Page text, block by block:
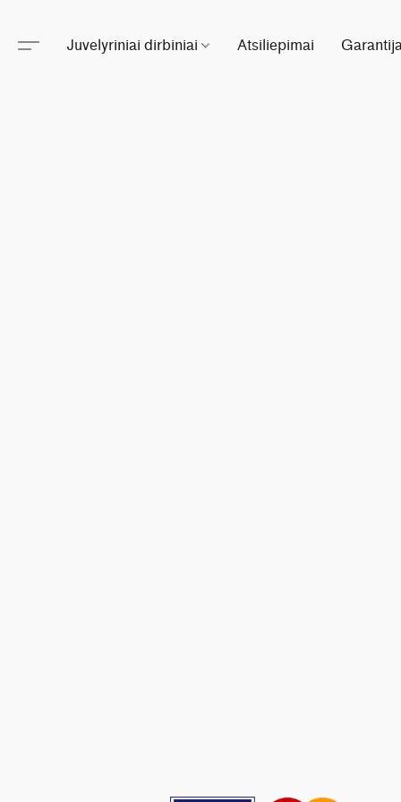
Juvelyriniai dirbiniai Atsiliepimai